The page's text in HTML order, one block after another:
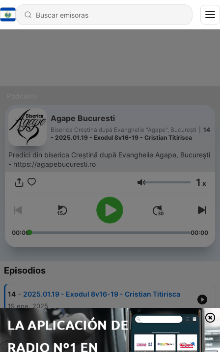
Agape Bucuresti
Biserica Creștină după Evanghelie "Agape", București
14
- 2025.01.19 - Exodul 8v16-19 - Cristian Titirisca
Predici din biserica Creștină după Evanghelie Agape, București
- https://agapebucuresti.ro
Volumen 1 x
00:00 00:00
Episodios
14 - 2025.01.19 - Exodul 8v16-19 - Cristian Titirisca
19 ene. 2025
- 2024.12.29 - Exodul 8v1-15 - Cristian Titirisca
29 dic. 2024